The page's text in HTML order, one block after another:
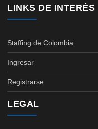
LINKS DE INTERÉS
Staffing de Colombia
Ingresar
Registrarse
LEGAL